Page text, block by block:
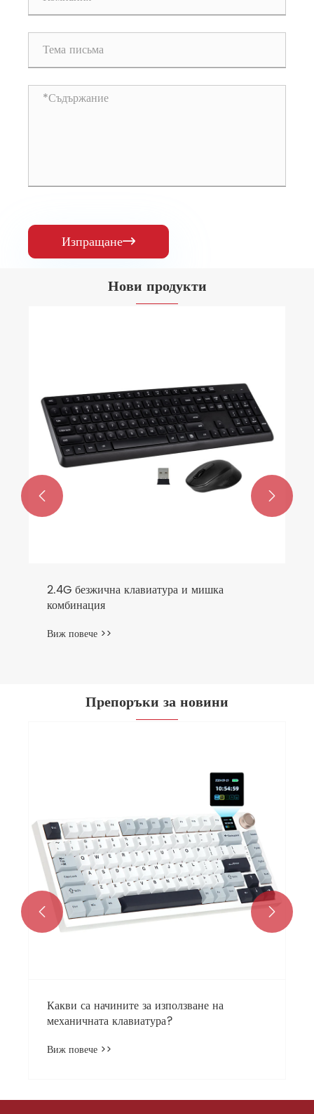
Изпращане
Нови продукти
2.4G безжична клавиатура и мишка
комбинация
Виж повече >>
 
Препоръки за новини
Какви са начините за използване на
механичната клавиатура?
Виж повече >>
 